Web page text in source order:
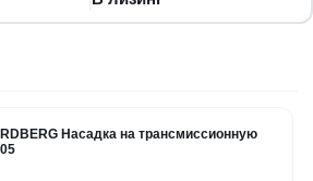
Насадка на трансмиссионную